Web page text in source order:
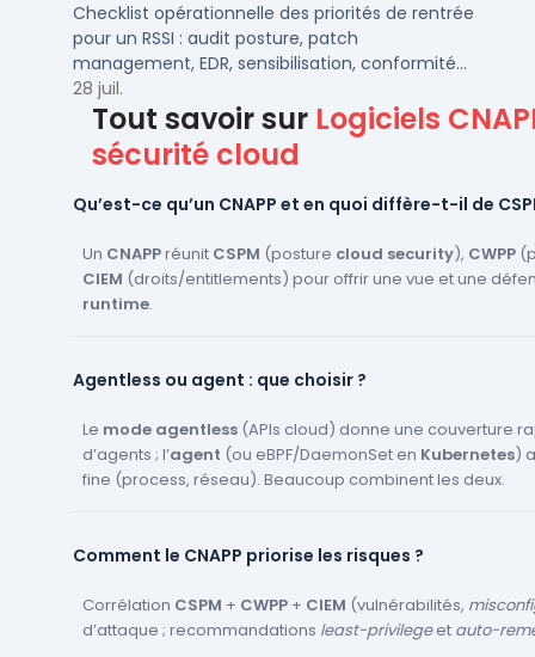
Checklist opérationnelle des priorités de rentrée
pour un RSSI : audit posture, patch
management, EDR, sensibilisation, conformité
NIS2 et plan de continuité.
28 juil.
Tout savoir sur Logiciels
sécurité cloud
Qu’est-ce qu’un CNAPP et en quoi diffère-t-il de
Un CNAPPréunit CSPM (posture cloud security), CWPP
CIEM (droits/entitlements) pour offrir une vue et une
runtime.
Agentless ou agent : que choisir ?
Le mode agentless(APIs cloud) donne une couverture
d’agents ; l’agent (ou eBPF/DaemonSet en Kubernetes)
fine (process, réseau). Beaucoup combinent les deux.
Comment le CNAPP priorise les risques ?
Corrélation CSPM + CWPP+ CIEM (vulnérabilités,
d’attaque ; recommandations least-privilegeet auto-